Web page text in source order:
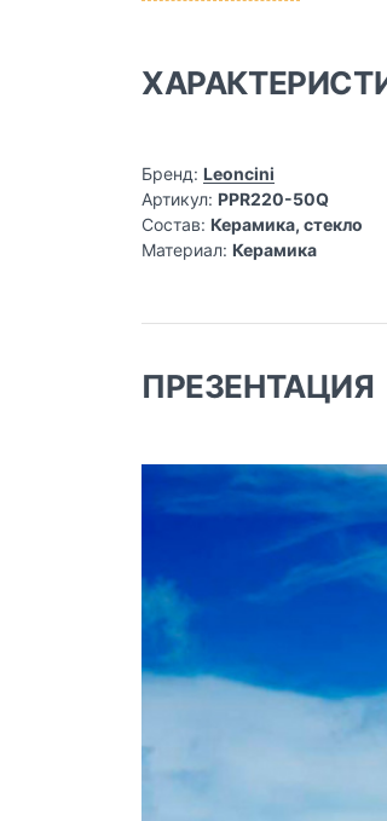
Бренд: Leoncini
Артикул: PPR220-50Q
Состав: Керамика, стекло
Материал: Керамика
ПРЕЗЕНТАЦИЯ